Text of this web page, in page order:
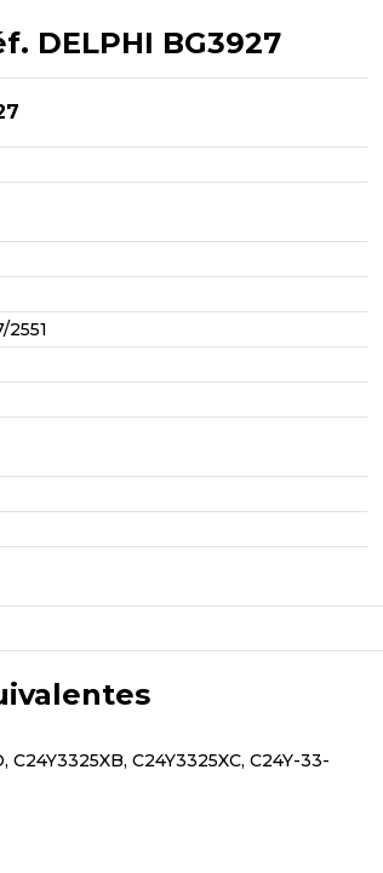
DELPHI BG3927
2551
C24Y3325XC, C24Y-33-